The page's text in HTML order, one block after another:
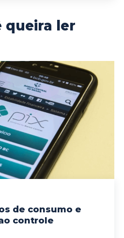
queira ler
de consumo e
controle